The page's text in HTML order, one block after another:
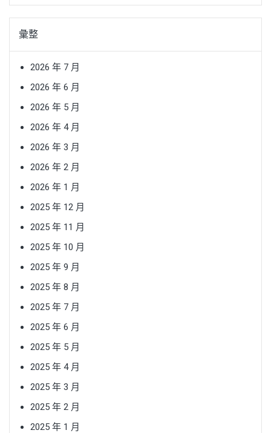
彙整
2026 年 7 月
2026 年 6 月
2026 年 5 月
2026 年 4 月
2026 年 3 月
2026 年 2 月
2026 年 1 月
2025 年 12 月
2025 年 11 月
2025 年 10 月
2025 年 9 月
2025 年 8 月
2025 年 7 月
2025 年 6 月
2025 年 5 月
2025 年 4 月
2025 年 3 月
2025 年 2 月
2025 年 1 月